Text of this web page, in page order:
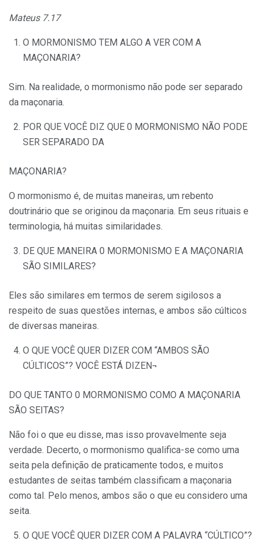
Mateus 7.17
O MORMONISMO TEM ALGO A VER COM A
MAÇONARIA?
Sim. Na realidade, o mormonismo não pode ser separado
da maçonaria.
POR QUE VOCÊ DIZ QUE 0 MORMONISMO NÃO PODE
SER SEPARADO DA
MAÇONARIA?
O mormonismo é, de muitas maneiras, um rebento
doutrinário que se originou da maçonaria. Em seus rituais e
terminologia, há muitas similaridades.
DE QUE MANEIRA 0 MORMONISMO E A MAÇONARIA
SÃO SIMILARES?
Eles são similares em termos de serem sigilosos a
respeito de suas questões internas, e ambos são cúlticos
de diversas maneiras.
O QUE VOCÊ QUER DIZER COM “AMBOS SÃO
CÚLTICOS”? VOCÊ ESTÁ DIZEN¬
DO QUE TANTO 0 MORMONISMO COMO A MAÇONARIA
SÃO SEITAS?
Não foi o que eu disse, mas isso provavelmente seja
verdade. Decerto, o mormonismo qualifica-se como uma
seita pela definição de praticamente todos, e muitos
estudantes de seitas também classificam a maçonaria
como tal. Pelo menos, ambos são o que eu considero uma
seita.
O QUE VOCÊ QUER DIZER COM A PALAVRA “CÚLTICO”?